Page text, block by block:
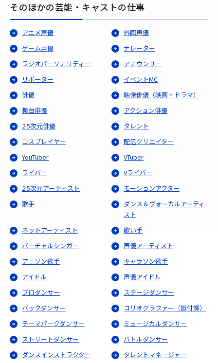
そのほかの芸能・キャストの仕事
アニメ声優
外画声優
ゲーム声優
ナレーター
ラジオパーソナリティー
アナウンサー
リポーター
イベントMC
俳優
映像俳優（映画・ドラマ）
舞台俳優
アクション俳優
2.5次元俳優
タレント
コスプレイヤー
配信クリエイター
YouTuber
VTuber
ライバー
Vライバー
2.5次元アーティスト
モーションアクター
歌手
ダンス＆ヴォーカルアーティ
スト
ネットアーティスト
歌い手
バーチャルシンガー
声優アーティスト
アニソン歌手
キャラソン歌手
アイドル
声優アイドル
プロダンサー
ステージダンサー
バックダンサー
コリオグラファー（振付師）
テーマパークダンサー
ミュージカルダンサー
ストリートダンサー
バトルダンサー
ダンスインストラクター
タレントマネージャー